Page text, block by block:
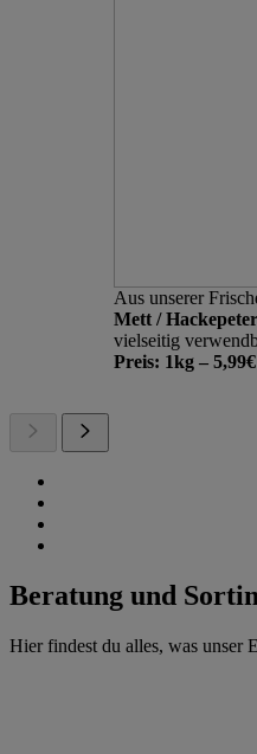
Aus unserer
Mett / Hackepeter
vielseitig
Preis: 1kg – 5,99€
Beratung und
Hier findest du alles, was unser